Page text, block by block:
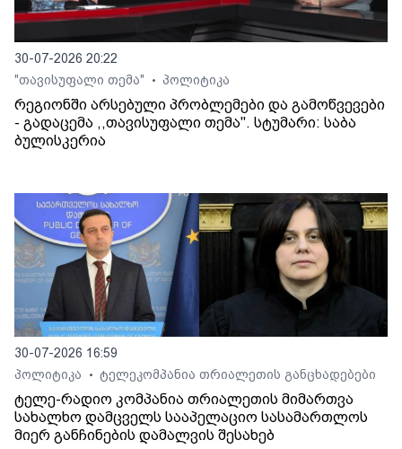
30-07-2026 20:22
"თავისუფალი თემა"
• პოლიტიკა
რეგიონში არსებული პრობლემები და გამოწვევები
- გადაცემა ,,თავისუფალი თემა". სტუმარი: საბა
ბულისკერია
30-07-2026 16:59
პოლიტიკა
• ტელეკომპანია თრიალეთის განცხადებები
ტელე-რადიო კომპანია თრიალეთის მიმართვა
სახალხო დამცველს სააპელაციო სასამართლოს
მიერ განჩინების დამალვის შესახებ